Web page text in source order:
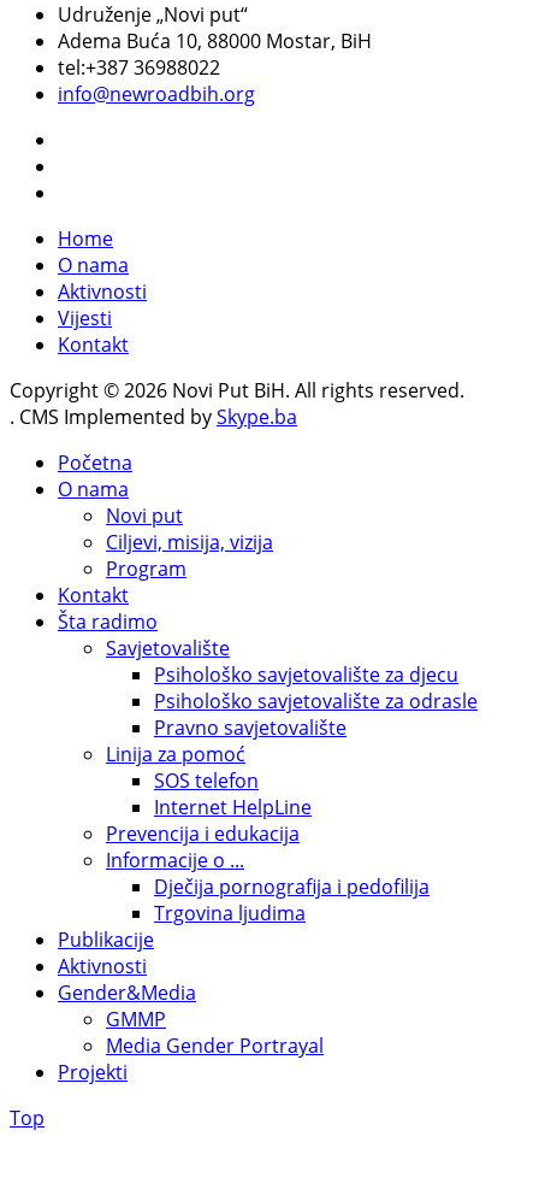
Udruženje „Novi put“
Adema Buća 10, 88000 Mostar, BiH
tel:+387 36988022
info@newroadbih.org
Home
O nama
Aktivnosti
Vijesti
Kontakt
Copyright © 2026 Novi Put BiH. All rights reserved.
. CMS Implemented bySkype.ba
Početna
O nama
Novi put
Ciljevi, misija, vizija
Program
Kontakt
Šta radimo
Savjetovalište
Psihološko savjetovalište za djecu
Psihološko savjetovalište za odrasle
Pravno savjetovalište
Linija za pomoć
SOS telefon
Internet HelpLine
Prevencija i edukacija
Informacije o ...
Dječija pornografija i pedofilija
Trgovina ljudima
Publikacije
Aktivnosti
Gender&Media
GMMP
Media Gender Portrayal
Projekti
Top